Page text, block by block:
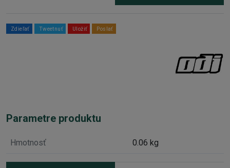
Zdieľať Tweetnuť Uložiť Poslať
Parametre produktu
Hmotnosť 0.06 kg